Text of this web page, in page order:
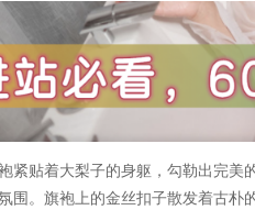
紧贴着大梨子的身躯，勾勒出完美
围。旗袍上的金丝扣子散发着古朴